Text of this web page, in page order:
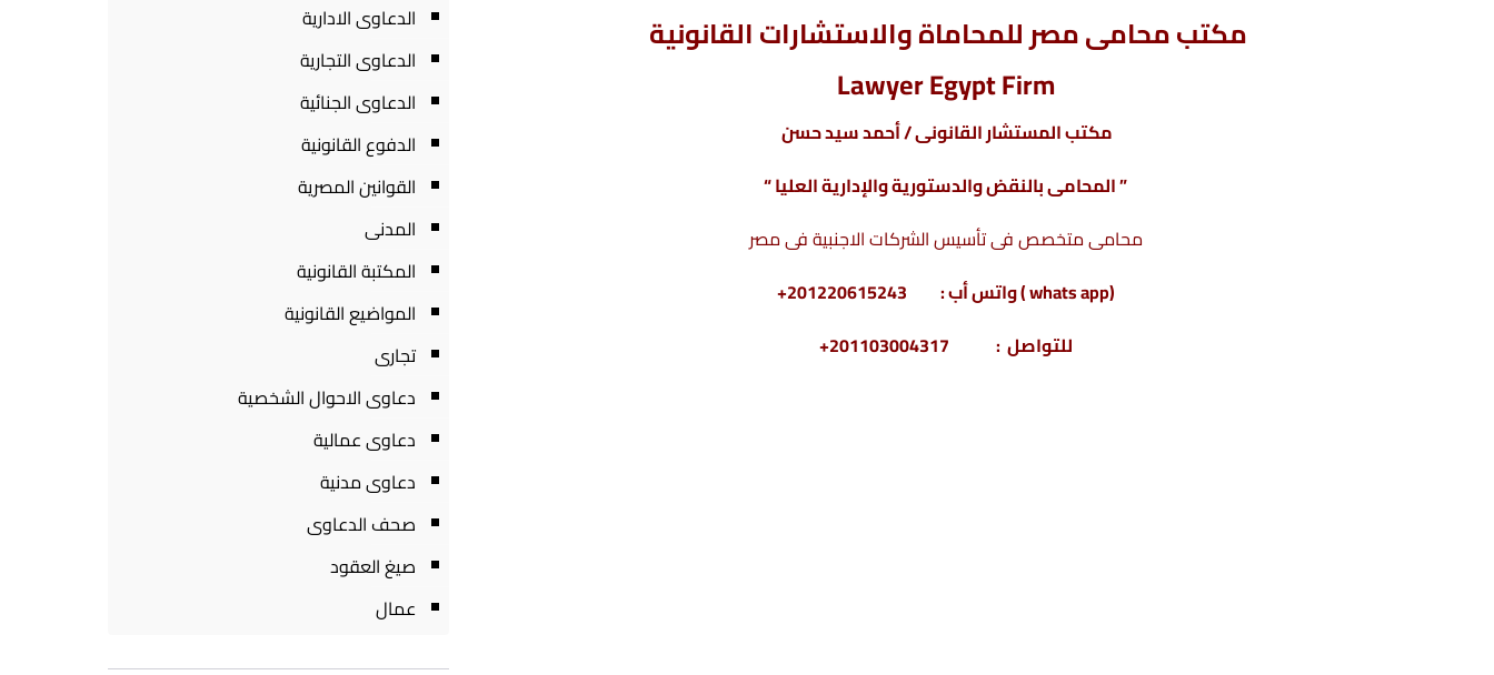
مكتب محامى مصر للمحاماة والاستشارات القانونية
Lawyer Egypt Firm
مكتب المستشار القانونى / أحمد سيد حسن
” المحامى بالنقض والدستورية والإدارية العليا “
محامى متخصص فى تأسيس الشركات الاجنبية فى مصر
(whats app ) واتس أب : 201220615243+
للتواصل : 201103004317+
الدعاوى الادارية
الدعاوى التجارية
الدعاوى الجنائية
الدفوع القانونية
القوانين المصرية
المدنى
المكتبة القانونية
المواضيع القانونية
تجارى
دعاوى الاحوال الشخصية
دعاوى عمالية
دعاوى مدنية
صحف الدعاوى
صيغ العقود
عمال